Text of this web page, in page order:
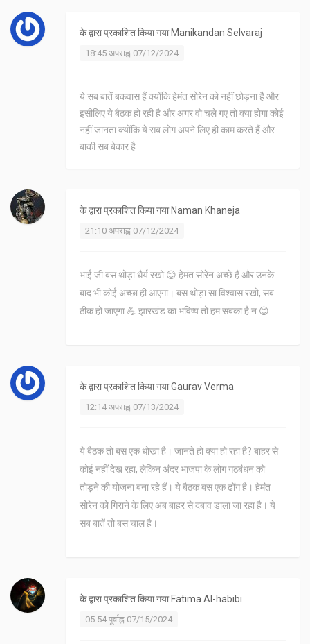
के द्वारा प्रकाशित किया गया Manikandan Selvaraj
18:45 अपराह्न 07/12/2024
ये सब बातें बकवास हैं क्योंकि हेमंत सोरेन को नहीं छोड़ना है और
इसीलिए ये बैठक हो रही है और अगर वो चले गए तो क्या होगा कोई
नहीं जानता क्योंकि ये सब लोग अपने लिए ही काम करते हैं और
बाकी सब बेकार है
के द्वारा प्रकाशित किया गया Naman Khaneja
21:10 अपराह्न 07/12/2024
भाई जी बस थोड़ा धैर्य रखो 😊 हेमंत सोरेन अच्छे हैं और उनके
बाद भी कोई अच्छा ही आएगा। बस थोड़ा सा विश्वास रखो, सब
ठीक हो जाएगा 💪 झारखंड का भविष्य तो हम सबका है न 😊
के द्वारा प्रकाशित किया गयाGaurav Verma
12:14 अपराह्न 07/13/2024
ये बैठक तो बस एक धोखा है। जानते हो क्या हो रहा है? बाहर से
कोई नहीं देख रहा, लेकिन अंदर भाजपा के लोग गठबंधन को
तोड़ने की योजना बना रहे हैं। ये बैठक बस एक ढोंग है। हेमंत
सोरेन को गिराने के लिए अब बाहर से दबाव डाला जा रहा है। ये
सब बातें तो बस चाल है।
के द्वारा प्रकाशित किया गया Fatima Al-habibi
05:54 पूर्वाह्न 07/15/2024